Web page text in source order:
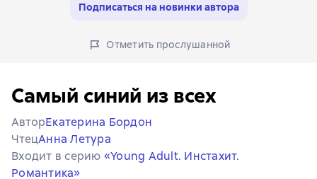
Подписаться на новинки автора
Отметить прослушанной
Самый синий из всех
АвторЕкатерина Бордон
ЧтецАнна Летура
Входит в серию «Young Adult. Инстахит.
Романтика»